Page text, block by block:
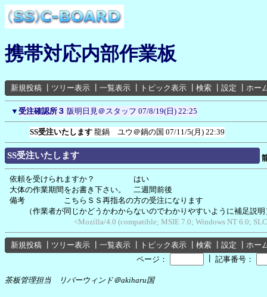
携帯対応内部作業板
新規投稿 ツリー表示 一覧表示 トピック表示 検索 設定 ホー
▼ 受注確認所３ 阪明日見＠スタッフ 07/8/19(日) 22:25
SS受注いたします 龍鍋 ユウ＠鍋の国 07/11/5(月) 22:39
SS受注いたします
依頼を受けられますか？ はい
大体の作業期間をお書き下さい。 二週間前後
備考 こちらＳＳ再指名の方の受注になります
（作業者が同じかどうかわからないのでわかりやすいように補足説明
<Mozilla/4.0 (compatible; MSIE 7.0; Windows NT 6.0;
新規投稿 ツリー表示 一覧表示 トピック表示 検索 設定
ホー
ページ：
記事番号：
茶板管理担当 リバーウィンド＠akiharu国